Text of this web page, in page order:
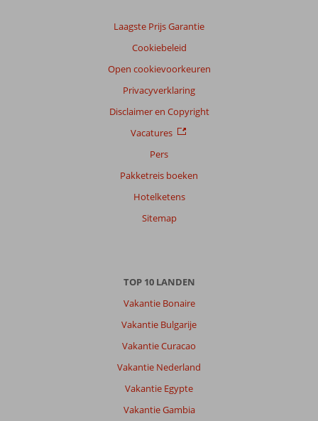
Laagste Prijs Garantie
Cookiebeleid
Open cookievoorkeuren
Privacyverklaring
Disclaimer en Copyright
Vacatures
Pers
Pakketreis boeken
Hotelketens
Sitemap
TOP 10 LANDEN
Vakantie Bonaire
Vakantie Bulgarije
Vakantie Curacao
Vakantie Nederland
Vakantie Egypte
Vakantie Gambia